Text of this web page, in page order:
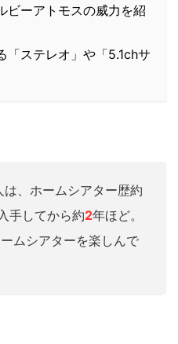
ビーアトモスの威力を紹
ステレオ」や「5.1chサ
、ホームシアター歴約
手してから約2年ほど。
ムシアターを楽しんで